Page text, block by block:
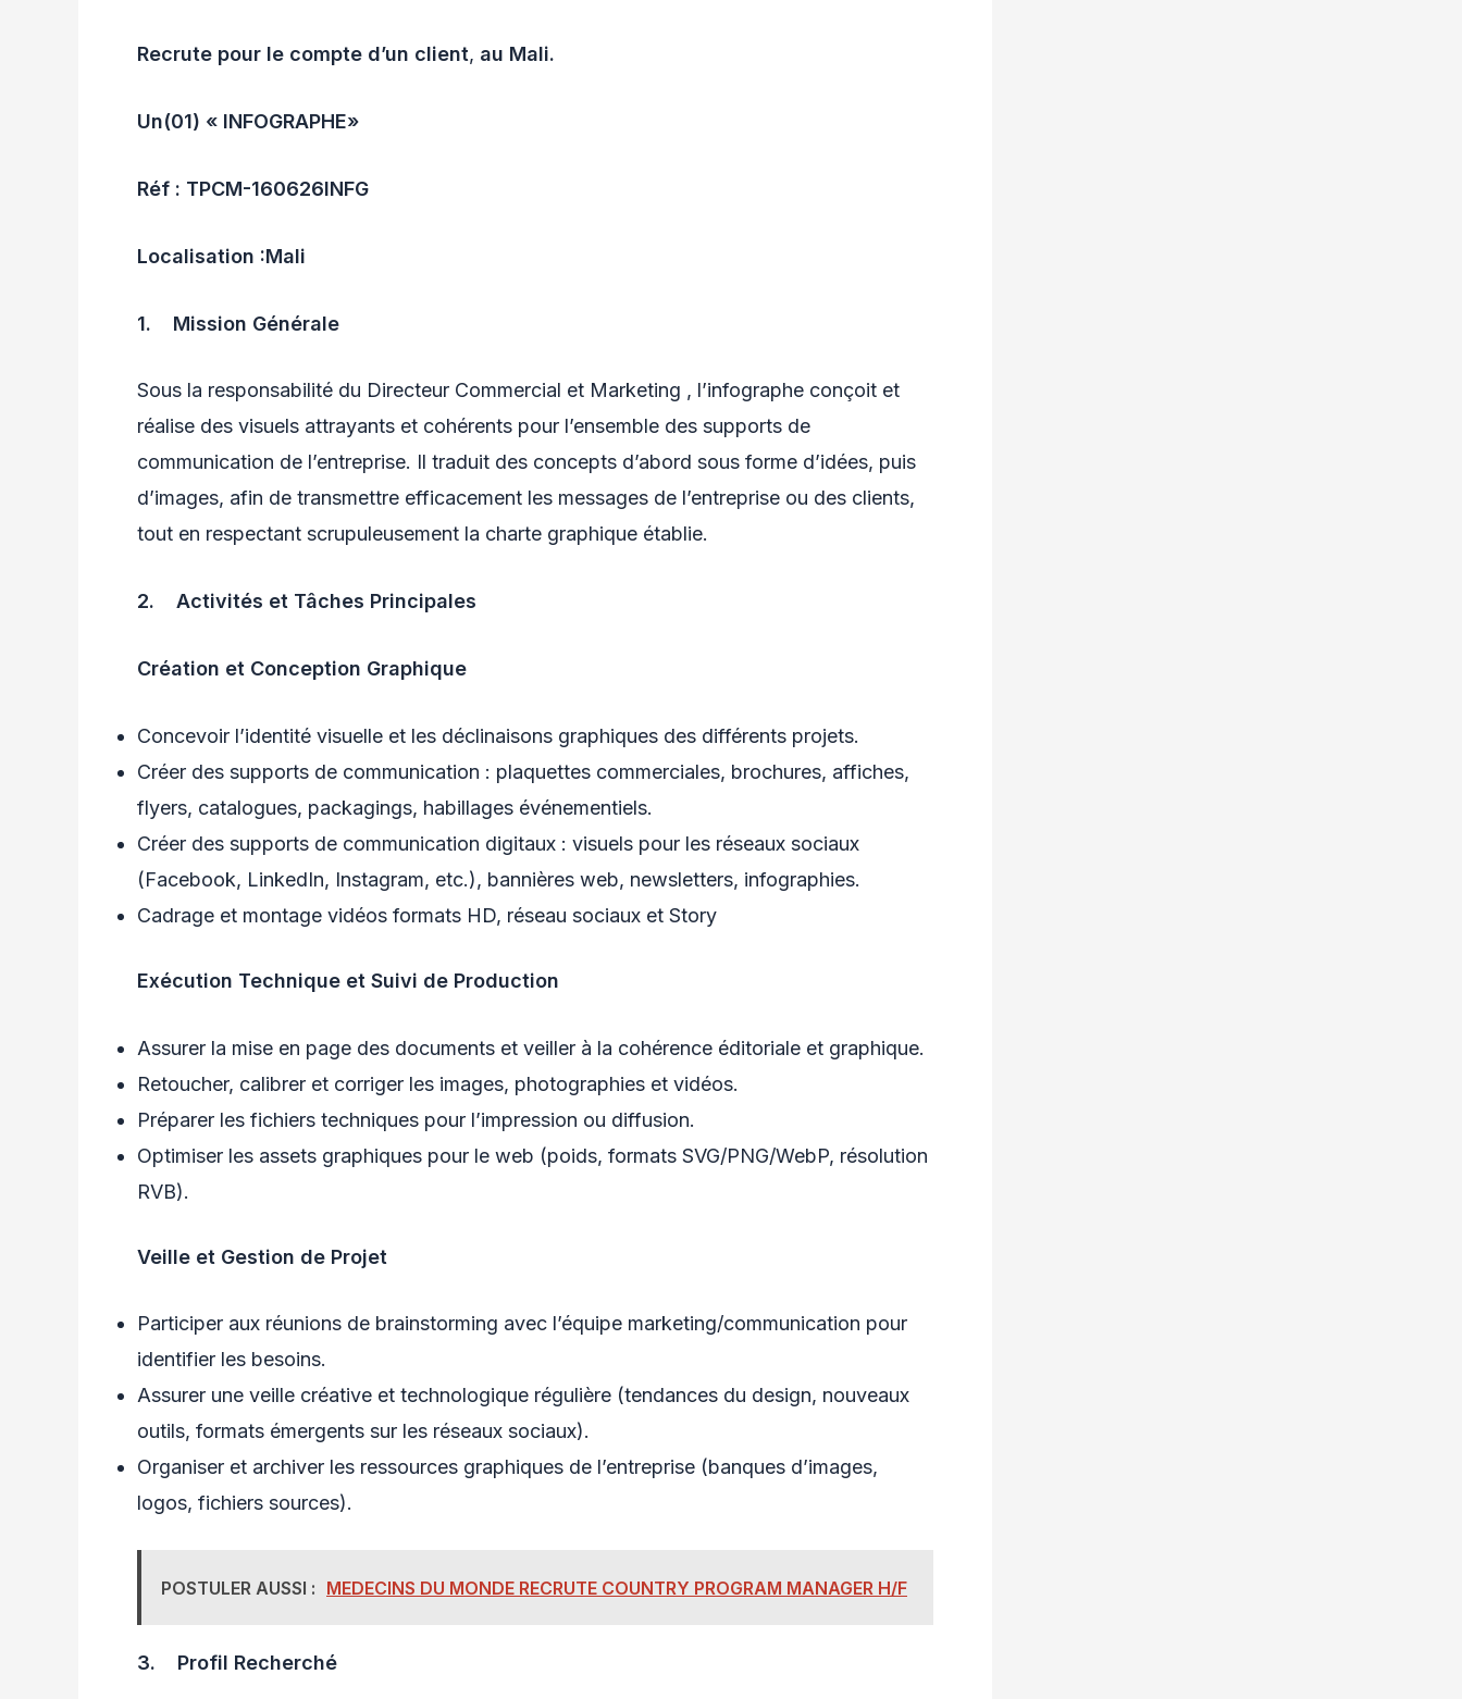
Recrute pour le compte d’un client, au Mali.
Un(01) « INFOGRAPHE»
Réf : TPCM-160626INFG
Localisation :Mali
1. Mission Générale
Sous la responsabilité du Directeur Commercial et Marketing , l’infographe conçoit et
réalise des visuels attrayants et cohérents pour l’ensemble des supports de
communication de l’entreprise. Il traduit des concepts d’abord sous forme d’idées, puis
d’images, afin de transmettre efficacement les messages de l’entreprise ou des clients,
tout en respectant scrupuleusement la charte graphique établie.
2. Activités et Tâches Principales
Création et Conception Graphique
Concevoir l’identité visuelle et les déclinaisons graphiques des différents projets.
Créer des supports de communication : plaquettes commerciales, brochures, affiches,
flyers, catalogues, packagings, habillages événementiels.
Créer des supports de communication digitaux : visuels pour les réseaux sociaux
(Facebook, LinkedIn, Instagram, etc.), bannières web, newsletters, infographies.
Cadrage et montage vidéos formats HD, réseau sociaux et Story
Exécution Technique et Suivi de Production
Assurer la mise en page des documents et veiller à la cohérence éditoriale et graphique.
Retoucher, calibrer et corriger les images, photographies et vidéos.
Préparer les fichiers techniques pour l’impression ou diffusion.
Optimiser les assets graphiques pour le web (poids, formats SVG/PNG/WebP, résolution
RVB).
Veille et Gestion de Projet
Participer aux réunions de brainstorming avec l’équipe marketing/communication pour
identifier les besoins.
Assurer une veille créative et technologique régulière (tendances du design, nouveaux
outils, formats émergents sur les réseaux sociaux).
Organiser et archiver les ressources graphiques de l’entreprise (banques d’images,
logos, fichiers sources).
POSTULER AUSSI : MEDECINS DU MONDE RECRUTE COUNTRY PROGRAM MANAGER H/F
3. Profil Recherché